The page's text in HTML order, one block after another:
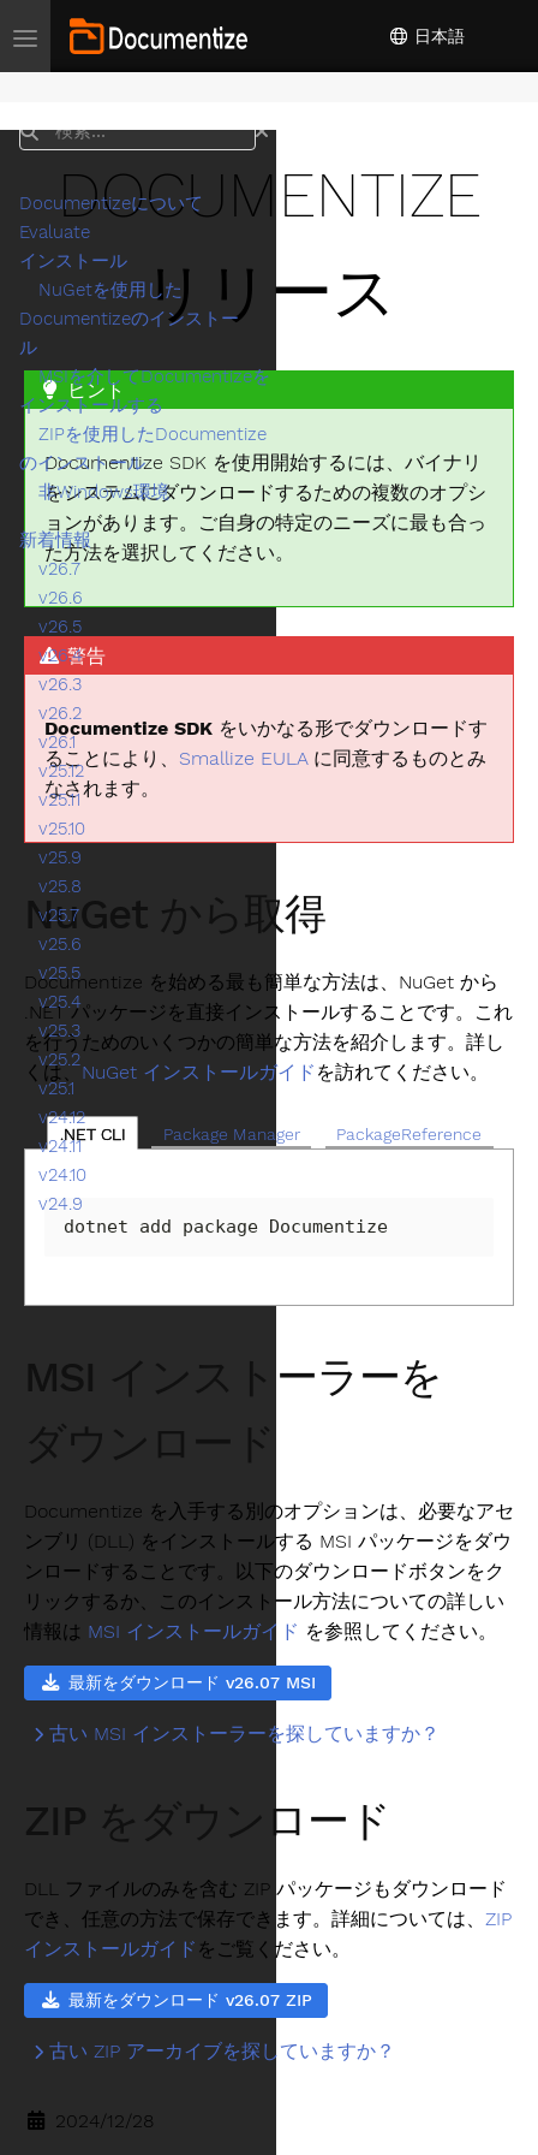
Toggle navigation 日本語
DOCUMENTIZE
リリース
ヒント
Documentize SDK を使用開始するには、バイナリ
をシステムにダウンロードするための複数のオプシ
ョンがあります。ご自身の特定のニーズに最も合っ
た方法を選択してください。
警告
Documentize SDK をいかなる形でダウンロードす
ることにより、 Smallize EULAに同意するものとみ
なされます。
NuGet から取得
Documentize を始める最も簡単な方法は、NuGet から
.NET パッケージを直接インストールすることです。これ
を行うためのいくつかの簡単な方法を紹介します。詳し
くは、NuGet インストールガイド を訪れてください。
.NET CLI Package Manager PackageReference
dotnet add package Documentize
MSI インストーラーを
ダウンロード
Documentize を入手する別のオプションは、必要なアセ
ンブリ (DLL) をインストールする MSI パッケージをダウ
ンロードすることです。以下のダウンロードボタンをク
リックするか、このインストール方法についての詳しい
情報は MSI インストールガイド を参照してください。
最新をダウンロード v26.07 MSI
古い MSI インストーラーを探していますか？
ZIP をダウンロード
DLL ファイルのみを含む ZIP パッケージもダウンロード
でき、任意の方法で保存できます。詳細については、 ZIP
インストールガイド をご覧ください。
最新をダウンロード v26.07 ZIP
古い ZIP アーカイブを探していますか？
2024/12/28
検索
Documentizeについて
Evaluate
インストール
NuGetを使用した
Documentizeのインストー
ル
MSIを介してDocumentizeを
インストールする
ZIPを使用したDocumentize
のインストール
非Windows環境
新着情報
v26.7
v26.6
v26.5
v26.4
v26.3
v26.2
v26.1
v25.12
v25.11
v25.10
v25.9
v25.8
v25.7
v25.6
v25.5
v25.4
v25.3
v25.2
v25.1
v24.12
v24.11
v24.10
v24.9